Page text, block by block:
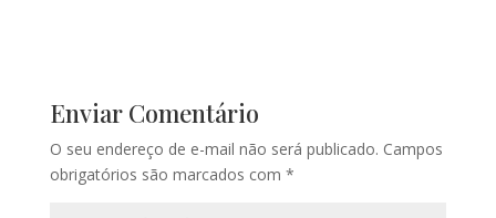
Enviar Comentário
O seu endereço de e-mail não será publicado. Campos
obrigatórios são marcados com *